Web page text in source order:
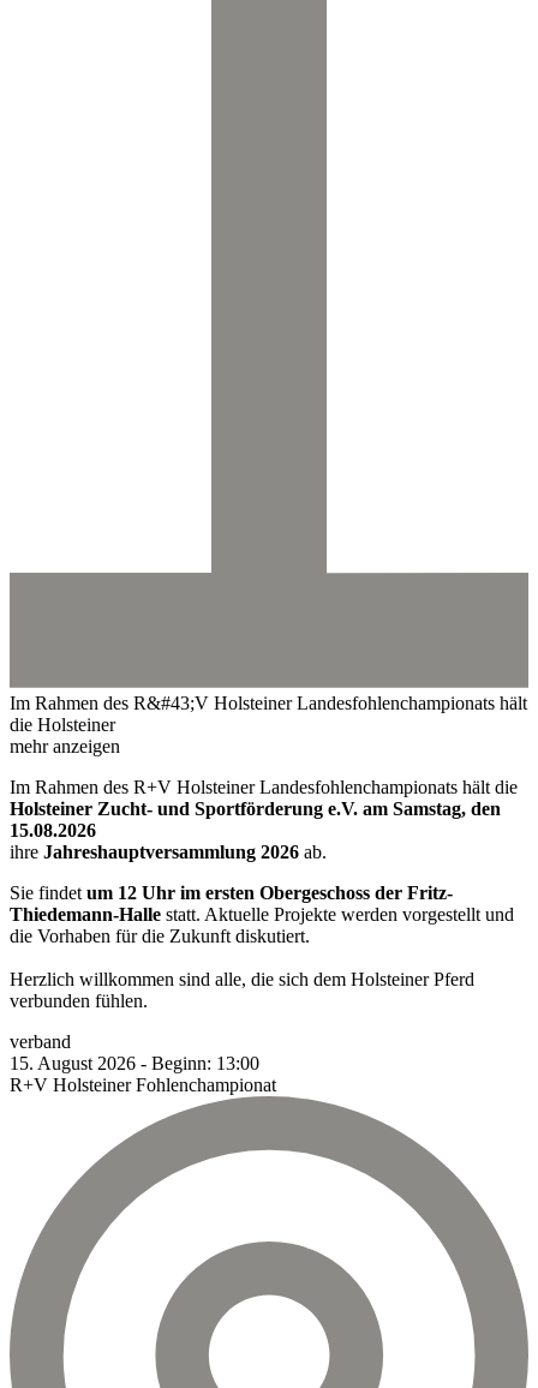
Im Rahmen des R&#43;V Holsteiner Landesfohlenchampionats hält
die Holsteiner
mehr anzeigen
Im Rahmen des R+V Holsteiner Landesfohlenchampionats hält die
Holsteiner Zucht- und Sportförderung e.V. am Samstag, den
15.08.2026
ihre Jahreshauptversammlung 2026 ab.
Sie findet um 12 Uhr im ersten Obergeschoss der Fritz-
Thiedemann-Halle statt. Aktuelle Projekte werden vorgestellt und
die Vorhaben für die Zukunft diskutiert.
Herzlich willkommen sind alle, die sich dem Holsteiner Pferd
verbunden fühlen.
verband
15. August 2026 - Beginn: 13:00
R+V Holsteiner Fohlenchampionat